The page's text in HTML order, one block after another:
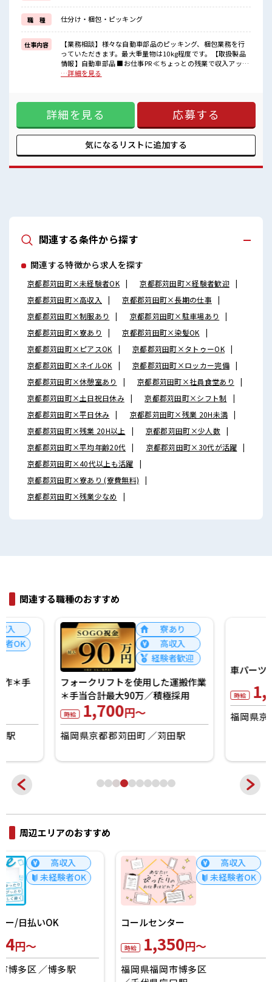
新しいことにチャレンジするのは不安だけど、
しっかり働く環境が整っています！
イチからスキルUP・ステップUP目指していきましょう！
≪様々なお仕事をご提案≫
一人で悩まず気軽に相談できる、
派遣のお仕事です！
■職場の雰囲気
20代の若い世代がたくさん活躍中の活気ある職場！
休憩時間にゆっくりできるスペース完備！
職 種 仕分け・梱包・ピッキング
仕事内容
【業務相談】様々な自動車部品のピッキング、梱包業務を行
っていただきます。最大重量物は10kg程度です。【取扱製品
情報】自動車部品 ■お仕事PR ≪ちょっとの残業で収入アップ
≫ 残業は月20時間未満で、 ほどよく稼げます♪ ≪髪色自由で
服装の悩み解消♪ ≪未経験の方も大カンゲイ≫ 新しいことに
チャレンジするのは不安だけど、 しっかり働く環境が整って
います！ イチからスキルUP・ステップUP目指していきまし
ょう！ ≪様々なお仕事をご提案≫ 一人で悩まず気軽に相談で
きる、 派遣のお仕事です！ ■職場の雰囲気 髪型にこだわりの
あるアナタは必見！ 髪型自由な職場！ 20代の若い世代がたく
ース完備！
…詳細を見る
詳細を見る 応募する
気になるリストに追加する
関連する条件から探す
関連する特徴から求人を探す
京都郡苅田町×未経験者OK
京都郡苅田町×経験者歓迎
京都郡苅田町×高収入
京都郡苅田町×長期の仕事
京都郡苅田町×制服あり
京都郡苅田町×駐車場あり
京都郡苅田町×寮あり
京都郡苅田町×染髪OK
京都郡苅田町×ピアスOK
京都郡苅田町×タトゥーOK
京都郡苅田町×ネイルOK
京都郡苅田町×ロッカー完備
京都郡苅田町×休憩室あり
京都郡苅田町×社員食堂あり
京都郡苅田町×土日祝日休み
京都郡苅田町×シフト制
京都郡苅田町×平日休み
京都郡苅田町×残業 20H未満
京都郡苅田町×残業 20H以上
京都郡苅田町×少人数
京都郡苅田町×平均年齢20代
京都郡苅田町×30代が活躍
京都郡苅田町×40代以上も活躍
京都郡苅田町×寮あり (寮費無料)
京都郡苅田町×残業少なめ
関連する職種のおすすめ
寮あり
高収入
経験者歓迎
フォークリフトを使用した運搬作業
＊手当合計最大90万／積極採用
1,700円～
福岡県京都郡苅田町 苅田駅
車パーツのでこぼこ
1,700円～
福岡県京都郡苅田町
周辺エリアのおすすめ
高収入
未経験者OK
コールセンター
時給
福岡県福岡市博多区
コールセンター/日
福岡県福岡市中央区